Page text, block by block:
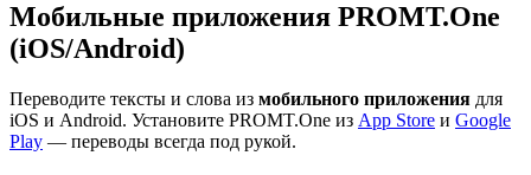
Мобильные приложения PROMT.One
(iOS/Android)
Переводите тексты и слова из мобильного приложения для
iOS и Android. Установите PROMT.One из App Store и Google
Play — переводы всегда под рукой.